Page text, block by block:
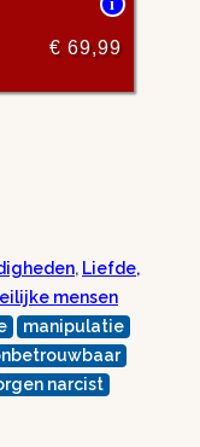
i
€ 69,99
, Liefde,
mensen
manipulatie
narcist